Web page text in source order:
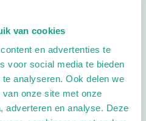
van cookies
en advertenties te
voor social media te bieden
analyseren. Ook delen we
onze site met onze
adverteren en analyse. Deze